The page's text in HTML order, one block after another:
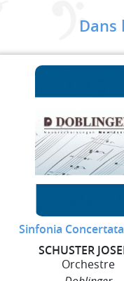
Sinfonia
SCHUSTER
Orchestre